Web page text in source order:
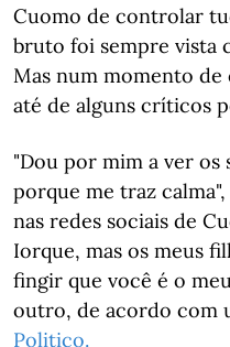
Cuomo de controlar
bruto foi sempre vista
Mas num momento
até de alguns críticos
"Dou por mim a ver os
porque me traz
nas redes sociais de
Iorque, mas os meus
fingir que você é o
outro, de acordo com
Politico.